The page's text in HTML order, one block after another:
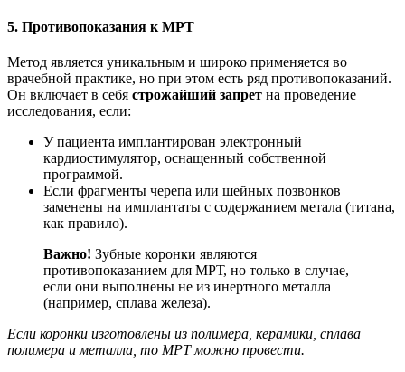
5. Противопоказания к МРТ
Метод является уникальным и широко применяется во
врачебной практике, но при этом есть ряд противопоказаний.
Он включает в себя строжайший запрет на проведение
исследования, если:
У пациента имплантирован электронный
кардиостимулятор, оснащенный собственной
программой.
Если фрагменты черепа или шейных позвонков
заменены на имплантаты с содержанием метала (титана,
как правило).
Важно! Зубные коронки являются
противопоказанием для МРТ, но только в случае,
если они выполнены не из инертного металла
(например, сплава железа).
Если коронки изготовлены из полимера, керамики, сплава
полимера и металла, то МРТ можно провести.